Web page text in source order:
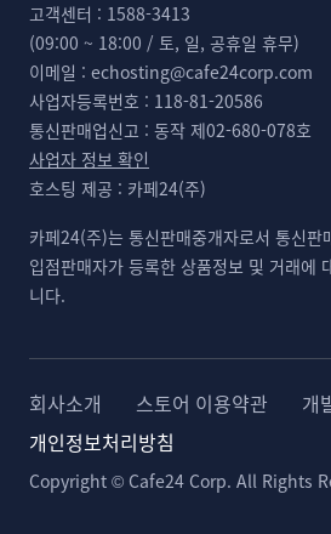
고객센터 : 1588-3413
(09:00 ~ 18:00 / 토, 일, 공휴일 휴무)
이메일 : echosting@cafe24corp.com
사업자등록번호 : 118-81-20586
통신판매업신고 : 동작 제02-680-078호
사업자 정보 확인
호스팅 제공 : 카페24(주)
카페24(주)는 통신판매중개자로서 통신판
입점판매자가 등록한 상품정보 및 거래에
니다.
회사소개 스토어 이용약관
개
개인정보처리방침
Copyright © Cafe24 Corp. All Rights